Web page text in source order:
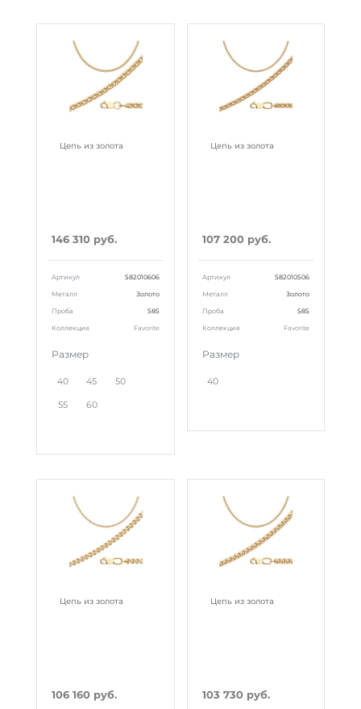
Цепь из золота
146 310 руб.
Артикул 582010606
Металл Золото
Проба 585
Коллекция Favorite
Размер
40 45 50
55 60
Цепь из золота
107 200 руб.
Артикул 582010506
Металл Золото
Проба 585
Коллекция Favorite
Размер
40
Цепь из золота
106 160 руб.
Цепь из золота
103 730 руб.